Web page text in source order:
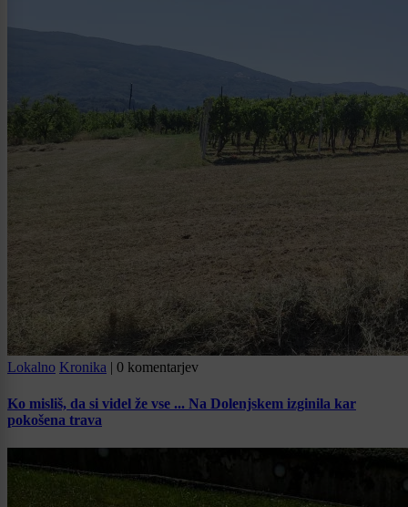
Lokalno Kronika 0 komentarjev
Ko misliš, da si videl že vse ... Na Dolenjskem izginila kar
pokošena trava